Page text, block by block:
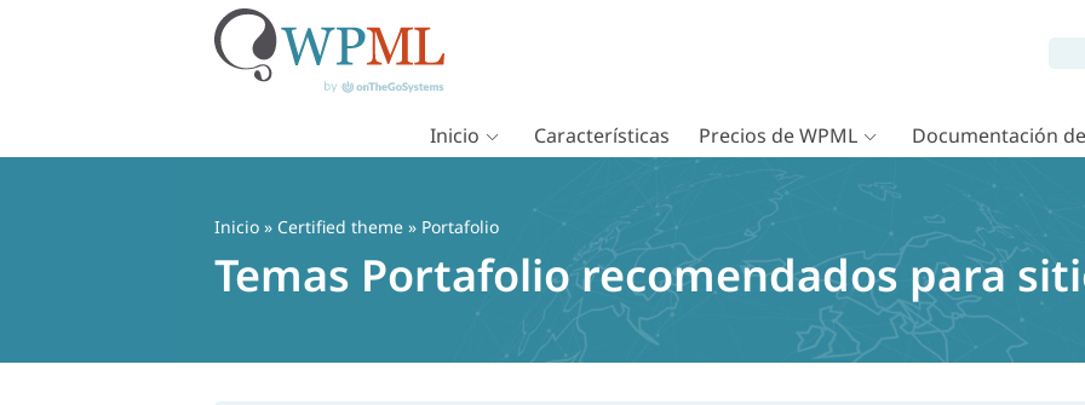
Inicio Características Precios de WPML Documentación
Inicio » Certified theme » Portafolio
Temas Portafolio recomendados para